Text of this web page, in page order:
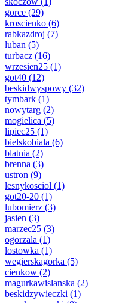
gorce (29)
kroscienko (6)
rabkazdroj (7)
luban (5)
turbacz (16)
wrzesien25 (1)
got40 (12)
beskidwyspowy (32)
tymbark (1)
nowytarg (2)
mogielica (5)
lipiec25 (1)
bielskobiala (6)
blatnia (2)
brenna (3)
ustron (9)
lesnykosciol (1)
got20-20 (1)
lubomierz (3)
jasien (3)
marzec25 (3)
ogorzala (1)
lostowka (1)
wegierskagorka (5)
cienkow (2)
magurkawislanska (2)
beskidzywieczki (1)